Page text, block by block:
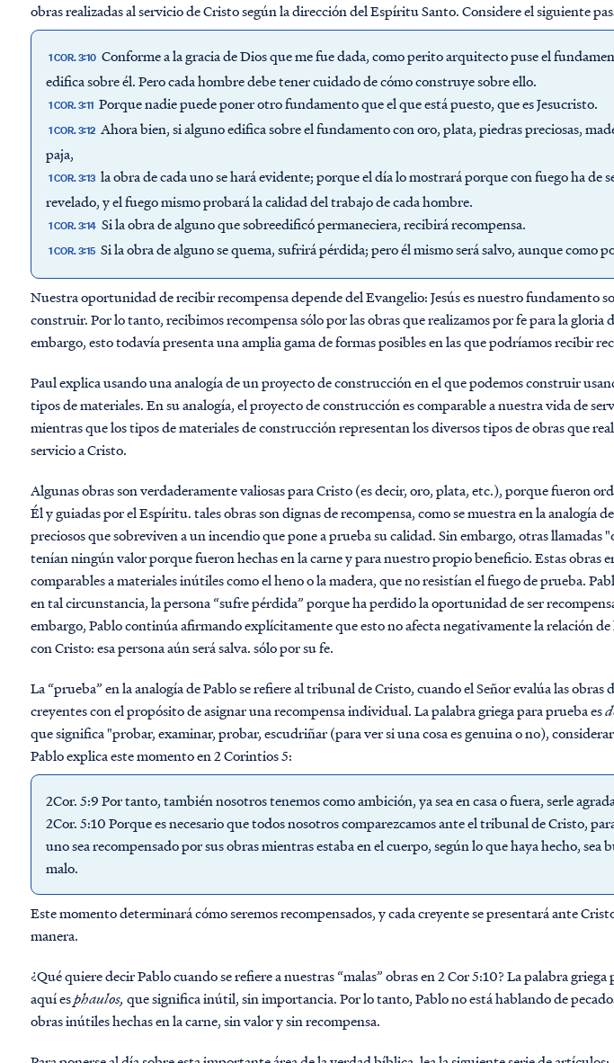
obras realizadas al servicio de Cristo según la dirección del Espíritu Santo. Considere el siguiente
1 COR. 3:10 Conforme a la gracia de Dios que me fue dada, como perito arquitecto puse el
edifica sobre él. Pero cada hombre debe tener cuidado de cómo construye sobre ello.
1 COR. 3:11 Porque nadie puede poner otro fundamento que el que está puesto, que es Jesucristo.
1 COR. 3:12 Ahora bien, si alguno edifica sobre el fundamento con oro, plata, piedras preciosas,
paja,
1 COR. 3:13 la obra de cada uno se hará evidente; porque el día lo mostrará porque con fuego ha de
revelado, y el fuego mismo probará la calidad del trabajo de cada hombre.
1 COR. 3:14 Si la obra de alguno que sobreedificó permaneciera, recibirá recompensa.
1 COR. 3:15 Si la obra de alguno se quema, sufrirá pérdida; pero él mismo será salvo, aunque como
Nuestra oportunidad de recibir recompensa depende del Evangelio: Jesús es nuestro fundamento
construir. Por lo tanto, recibimos recompensa sólo por las obras que realizamos por fe para la gloria
embargo, esto todavía presenta una amplia gama de formas posibles en las que podríamos recibir
Paul explica usando una analogía de un proyecto de construcción en el que podemos construir
tipos de materiales. En su analogía, el proyecto de construcción es comparable a nuestra vida de
mientras que los tipos de materiales de construcción representan los diversos tipos de obras que
servicio a Cristo.
Algunas obras son verdaderamente valiosas para Cristo (es decir, oro, plata, etc.), porque fueron
Él y guiadas por el Espíritu. tales obras son dignas de recompensa, como se muestra en la analogía
preciosos que sobreviven a un incendio que pone a prueba su calidad. Sin embargo, otras llamadas
tenían ningún valor porque fueron hechas en la carne y para nuestro propio beneficio. Estas obras
comparables a materiales inútiles como el heno o la madera, que no resistían el fuego de prueba.
en tal circunstancia, la persona “sufre pérdida” porque ha perdido la oportunidad de ser
embargo, Pablo continúa afirmando explícitamente que esto no afecta negativamente la relación de
con Cristo: esa persona aún será salva. sólo por su fe.
La “prueba” en la analogía de Pablo se refiere al tribunal de Cristo, cuando el Señor evalúa las obras
creyentes con el propósito de asignar una recompensa individual. La palabra griega para prueba es
que significa "probar, examinar, probar, escudriñar (para ver si una cosa es genuina o no),
Pablo explica este momento en 2 Corintios 5:
2Cor. 5:9 Por tanto, también nosotros tenemos como ambición, ya sea en casa o fuera, serle
2Cor. 5:10 Porque es necesario que todos nosotros comparezcamos ante el tribunal de Cristo,
uno sea recompensado por sus obras mientras estaba en el cuerpo, según lo que haya hecho, sea
malo.
Este momento determinará cómo seremos recompensados, y cada creyente se presentará ante
manera.
¿Qué quiere decir Pablo cuando se refiere a nuestras “malas” obras en 2 Cor 5:10? La palabra griega
aquí esphaulos, que significa inútil, sin importancia. Por lo tanto, Pablo no está hablando de
obras inútiles hechas en la carne, sin valor y sin recompensa.